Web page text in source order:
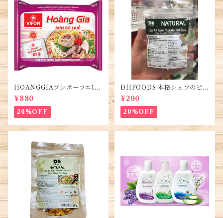
HOANGGIAブンボーフエ12
0g (5袋)・Bún Bò Huế
¥880
20%OFF
DHFOODS 本格シェフのビー
フフォーのセット・Gia Vị Ph
ở Bò Sài Gòn
¥200
20%OFF